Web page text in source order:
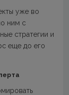
уже во
ним с
стратегии и
еще до его